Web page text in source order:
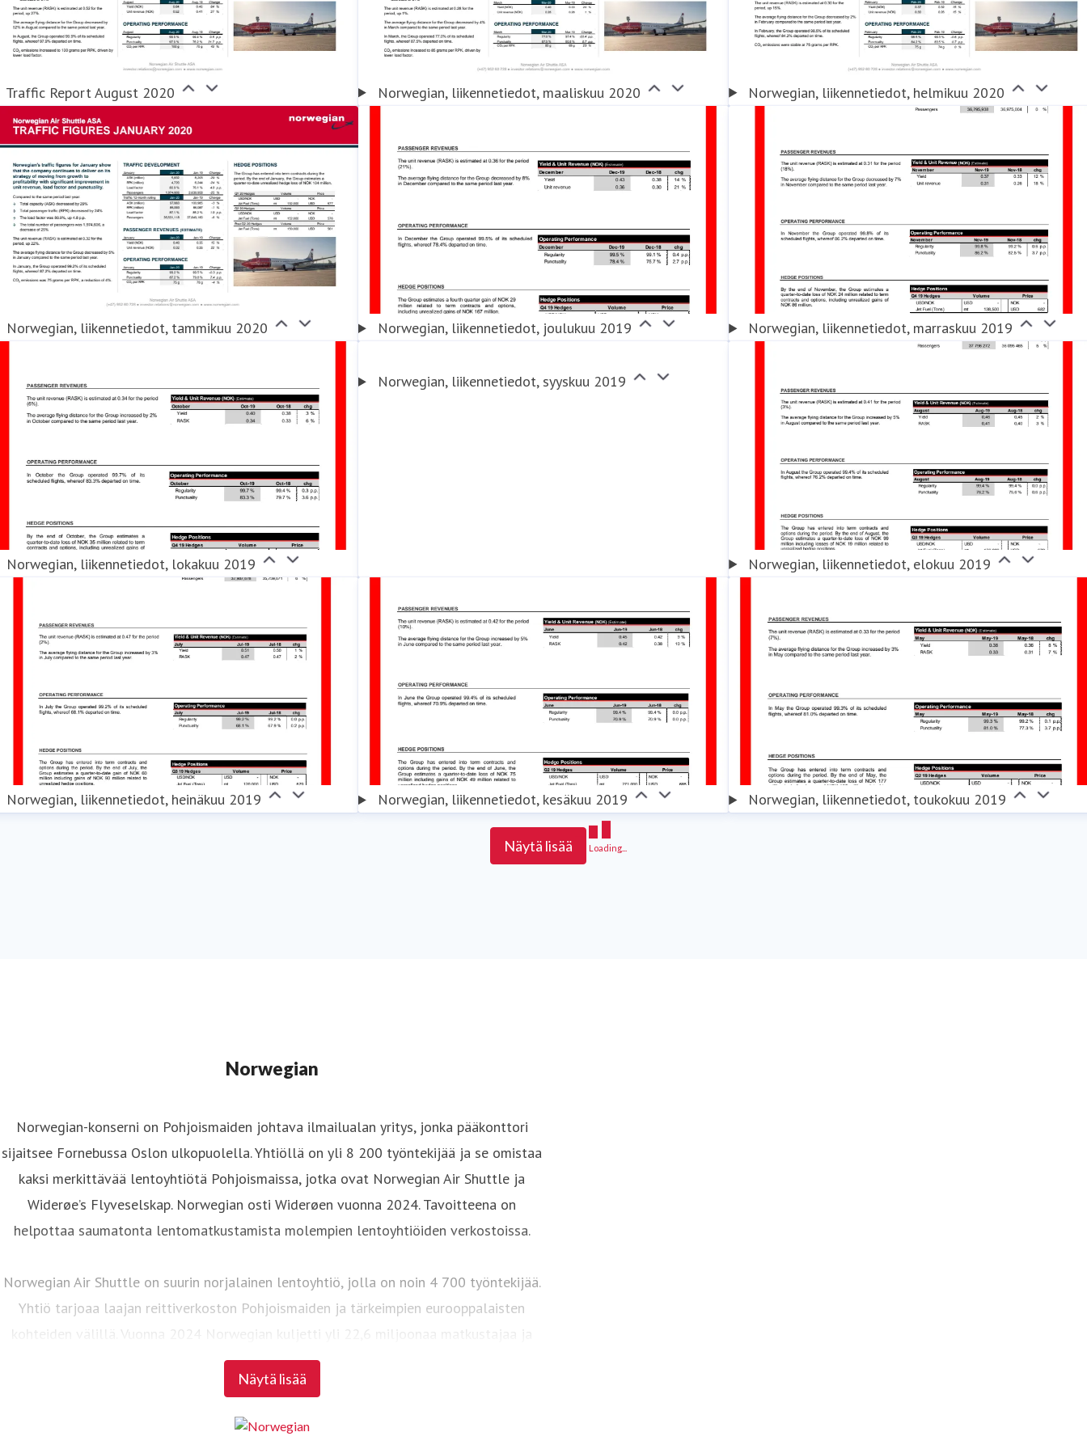
Traffic Report August 2020 Norwegian, liikennetiedot, maaliskuu 2020 Norwegian, liikennetiedot, helmikuu 2020
Norwegian, liikennetiedot, tammikuu 2020 Norwegian, liikennetiedot, joulukuu 2019 Norwegian, liikennetiedot, marraskuu 2019
Norwegian, liikennetiedot, lokakuu 2019
Norwegian, liikennetiedot, syyskuu 2019
Norwegian, liikennetiedot, elokuu 2019
Norwegian, liikennetiedot, heinäkuu 2019 Norwegian, liikennetiedot, kesäkuu 2019 Norwegian, liikennetiedot, toukokuu 2019
Näytä lisää Loading...
Norwegian
Näytä lisää
Norwegian-konserni on Pohjoismaiden johtava ilmailualan yritys, jonka pääkonttori
sijaitsee Fornebussa Oslon ulkopuolella. Yhtiöllä on yli 8 200 työntekijää ja se omistaa
kaksi merkittävää lentoyhtiötä Pohjoismaissa, jotka ovat Norwegian Air Shuttle ja
Widerøe’s Flyveselskap. Norwegian osti Widerøen vuonna 2024. Tavoitteena on
helpottaa saumatonta lentomatkustamista molempien lentoyhtiöiden verkostoissa.
Norwegian Air Shuttle on suurin norjalainen lentoyhtiö, jolla on noin 4 700 työntekijää.
Yhtiö tarjoaa laajan reittiverkoston Pohjoismaiden ja tärkeimpien eurooppalaisten
kohteiden välillä. Vuonna 2024 Norwegian kuljetti yli 22,6 miljoonaa matkustajaa ja
ylläpiti 86 Boeing 737-800- ja Boeing 737 MAX 8 -lentokoneen laivastoa.
Widerøe’s Flyveselskap on Norjan vanhin lentoyhtiö ja suurin alueellinen lentoyhtiö
Pohjoismaissa. Widerøella on yli 3 500 työntekijää. Pääasiassa Norjan maaseudulla